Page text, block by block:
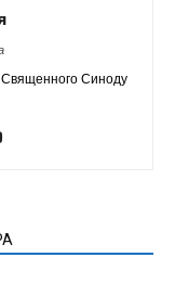
Священного Синоду